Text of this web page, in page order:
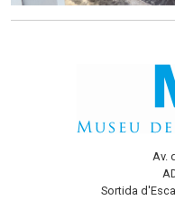
Av.
Sortida